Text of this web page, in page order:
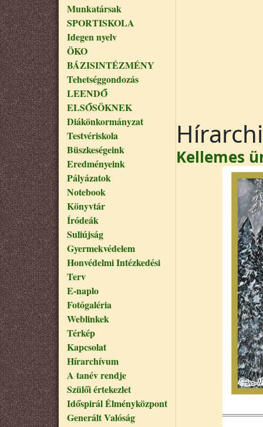
Munkatársak
SPORTISKOLA
Idegen nyelv
ÖKO
BÁZISINTÉZMÉNY
Tehetséggondozás
LEENDŐ
ELSŐSÖKNEK
Diákönkormányzat
Testvériskola
Büszkeségeink
Eredményeink
Pályázatok
Notebook
Könyvtár
Íródeák
Suliújság
Gyermekvédelem
Honvédelmi Intézkedési
Terv
E-naplo
Fotógaléria
Weblinkek
Térkép
Kapcsolat
Hírarchívum
A tanév rendje
Szülői értekezlet
Időspirál Élményközpont
Generált Valóság
Kellemes